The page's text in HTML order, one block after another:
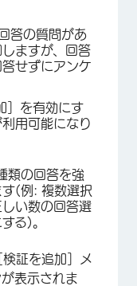
答の質問があ
ますが、回答
せずにアンケ
］を有効にす
用可能になり
類の回答を強
(例: 複数選択
い数の回答選
る)。
証を追加］メ
表示されま